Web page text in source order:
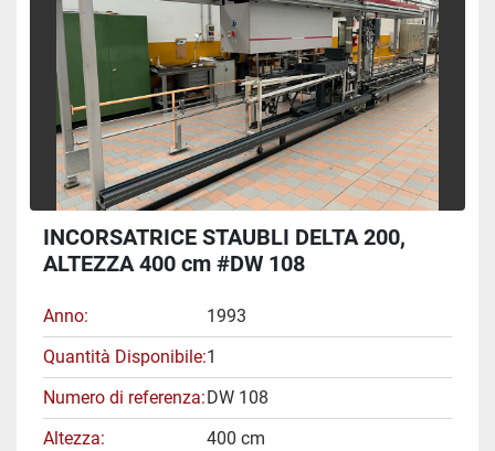
INCORSATRICE STAUBLI DELTA 200,
ALTEZZA 400 cm #DW 108
Anno
1993
Quantità Disponibile 1
Numero di referenza DW 108
Altezza
400 cm